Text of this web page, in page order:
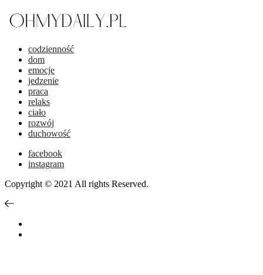
codzienność
dom
emocje
jedzenie
praca
relaks
ciało
rozwój
duchowość
facebook
instagram
Copyright © 2021 All rights Reserved.